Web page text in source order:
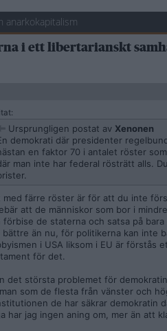
anarkokapitalism
i ett libertarianskt
Ursprungligen postat av Xenonen
demokrati där presidenter
en faktor 70 i antalet röster
man inte har federal rösträtt alls.
med färre röster är för att du inte
att de människor som bor i
förbise de staterna och satsa på
bättre än nu, för politikerna kan inte
i USA liksom i EU är förstås
för det.
det största problemet för
som de flesta från vänster och
de har säkrar demokratin
har jag ingen aning om, mer än att